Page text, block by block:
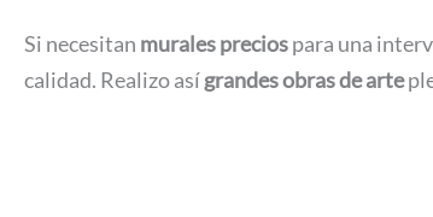
Si necesitan murales preciospara una
calidad. Realizo asígrandes obras de arte